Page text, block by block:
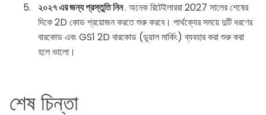
২০২৭ এর জন্য প্রস্তুতি নিন. অনেক রিটেইলাররা 2027 সালের শেষের
দিকে 2D কোড প্রয়োজন করতে শুরু করবে। পার্থক্যের সময়ে দুটি ধরণের
বারকোড এবং GS1 2D বারকোড (ডুয়াল মার্কিং) ব্যবহার করা শুরু করা
হলে ভালো।
শেষ চিন্তা